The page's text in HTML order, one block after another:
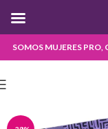
SOMOS MUJERES